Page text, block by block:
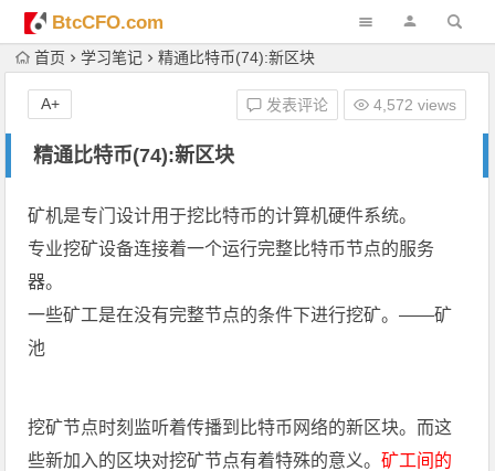
BtcCFO.com
首页 学习笔记 精通比特币(74):新区块
精通比特币(74):新区块
发表评论 4,572 views
A+
矿机是专门设计用于挖比特币的计算机硬件系统。
专业挖矿设备连接着一个运行完整比特币节点的服务
器。
一些矿工是在没有完整节点的条件下进行挖矿。——矿
池
挖矿节点时刻监听着传播到比特币网络的新区块。而这
些新加入的区块对挖矿节点有着特殊的意义。矿工间的